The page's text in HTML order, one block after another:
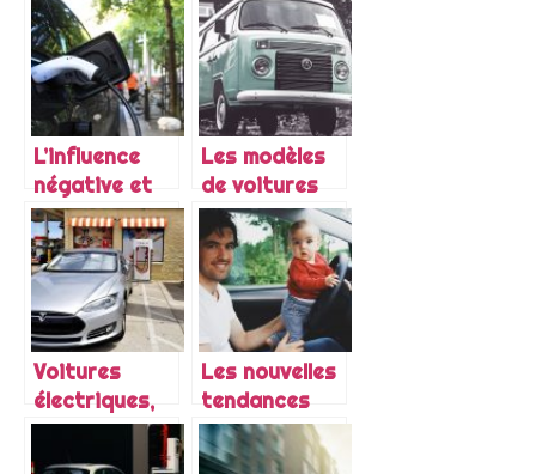
L’influence
négative et
nocive des
voitures dans
la société
Les modèles
de voitures
pour un
voyage
Voitures
électriques,
pour ou
contre ?
Les nouvelles
tendances
des voitures
familiales